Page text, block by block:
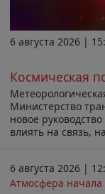
6 августа 2026 |
Космическая
Министерство
новое
влиять на связь,
6 августа 2026 |
Атмосфера начала